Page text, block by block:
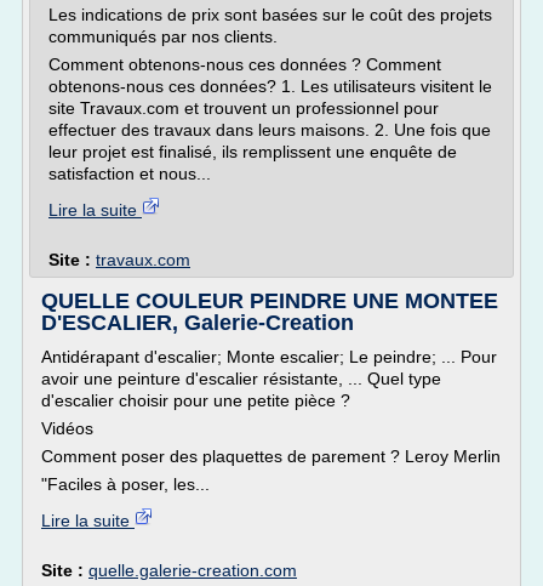
Les indications de prix sont basées sur le coût des projets
communiqués par nos clients.
Comment obtenons-nous ces données ? Comment
obtenons-nous ces données? 1. Les utilisateurs visitent le
site Travaux.com et trouvent un professionnel pour
effectuer des travaux dans leurs maisons. 2. Une fois que
leur projet est finalisé, ils remplissent une enquête de
satisfaction et nous...
Lire la suite
Site : travaux.com
QUELLE COULEUR PEINDRE UNE MONTEE
D'ESCALIER, Galerie-Creation
Antidérapant d'escalier; Monte escalier; Le peindre; ... Pour
avoir une peinture d'escalier résistante, ... Quel type
d'escalier choisir pour une petite pièce ?
Vidéos
Comment poser des plaquettes de parement ? Leroy Merlin
"Faciles à poser, les...
Lire la suite
Site : quelle.galerie-creation.com